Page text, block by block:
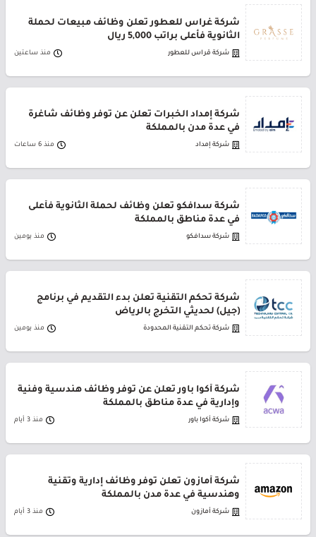
شركة غراس للعطور تعلن وظائف مبيعات لحملة
الثانوية فأعلى براتب 5,000 ريال
شركة قراس للعطور منذ ساعتين
شركة إمداد الخبرات تعلن عن توفر وظائف شاغرة
في عدة مدن بالمملكة
شركة إمداد منذ 6 ساعات
شركة سدافكو تعلن وظائف لحملة الثانوية فأعلى
في عدة مناطق بالمملكة
شركة سدافكو منذ يومين
شركة تحكم التقنية تعلن بدء التقديم في برنامج
(جيل) لحديثي التخرج بالرياض
شركة تحكم التقنية المحدودة منذ يومين
شركة أكوا باور تعلن عن توفر وظائف هندسية وفنية
وإدارية في عدة مناطق بالمملكة
شركة أكوا باور منذ 3 أيام
شركة أمازون تعلن توفر وظائف إدارية وتقنية
وهندسية في عدة مدن بالمملكة
شركة أمازون منذ 3 أيام